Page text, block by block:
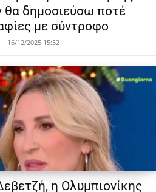
θα δημοσιεύσω ποτέ
με σύντροφο
- 16/12/2025 15:52
η Ολυμπιονίκης